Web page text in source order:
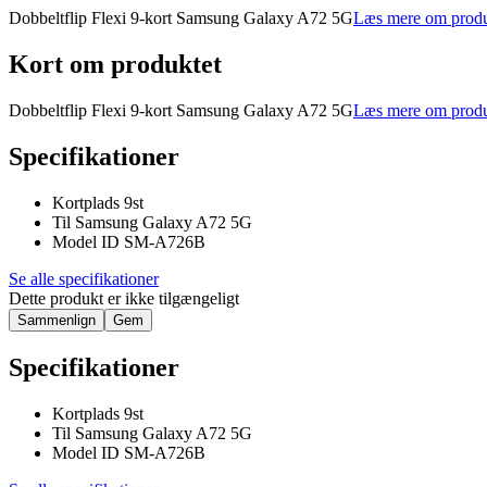
Dobbeltflip Flexi 9-kort Samsung Galaxy A72 5GLæs mere om
Kort om produktet
Dobbeltflip Flexi 9-kort Samsung Galaxy A72 5GLæs mere om
Specifikationer
Kortplads 9st
Til Samsung Galaxy A72 5G
Model ID SM-A726B
Se alle specifikationer
Dette produkt er ikke tilgængeligt
Sammenlign Gem
Specifikationer
Kortplads 9st
Til Samsung Galaxy A72 5G
Model ID SM-A726B